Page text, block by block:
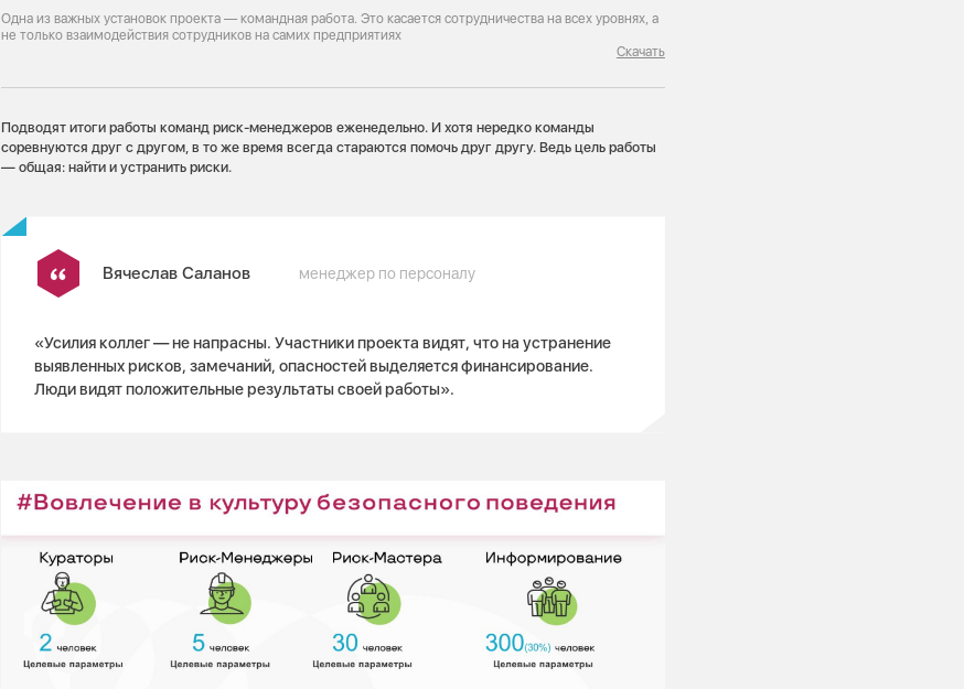
Одна из важных установок проекта — командная работа. Это касается сотрудничества на всех уровнях, а
не только взаимодействия сотрудников на самих предприятиях
Скачать
Подводят итоги работы команд риск-менеджеров еженедельно. И хотя нередко команды
соревнуются друг с другом, в то же время всегда стараются помочь друг другу. Ведь цель работы
— общая: найти и устранить риски.
Вячеслав Саланов менеджер по персоналу
«Усилия коллег — не напрасны. Участники проекта видят, что на устранение
выявленных рисков, замечаний, опасностей выделяется финансирование.
Люди видят положительные результаты своей работы».